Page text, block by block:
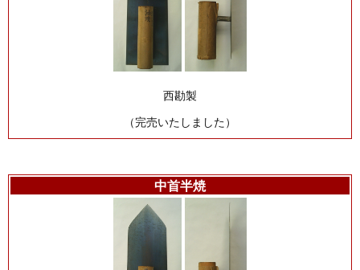
西勘製
（完売いたしました）
中首半焼